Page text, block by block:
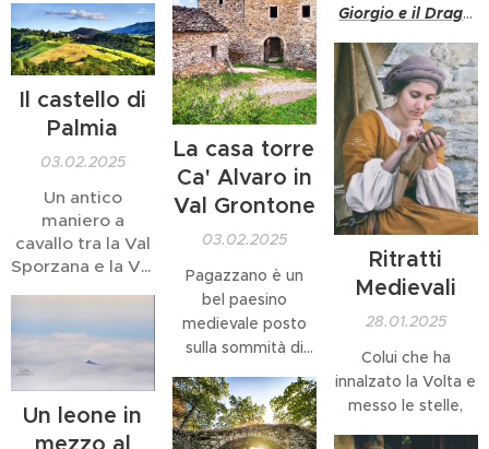
tutt'oggi ancora
vivo, tutt'attorno a
noi, basta uscire
dalle strade
principali per
ritrovarsi ancora
immersi nel pieno
del medioevo e
delle sue
affascinanti
atmosfere. Tutte
tempestavano il
territorio fanno
pensare ad
un'epoca molto
Giorgio e il Drago
Il castello di
Palmia
03.02.2025
Un antico
maniero a
cavallo tra la Val
Sporzana e la Val
La casa torre
Ca' Alvaro in
Val Grontone
03.02.2025
Pagazzano è un
bel paesino
medievale posto
sulla sommità di
piccola valle
selvaggia che
sfocia nella Val
Ritratti
Medievali
28.01.2025
Colui che ha
innalzato la Volta e
messo le stelle,
Un leone in